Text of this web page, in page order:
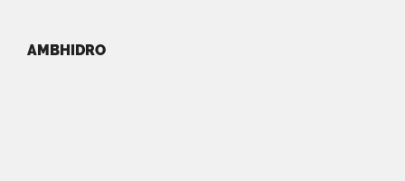
AMBHIDRO